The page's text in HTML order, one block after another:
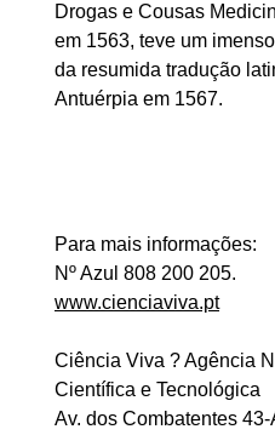
Drogas e Cousas
em 1563, teve um
da resumida tradução
Antuérpia em 1567.
Para mais informações:
Nº Azul 808 200 205.
www.cienciaviva.pt
Ciência Viva ? Agência
Científica e Tecnológica
Av. dos Combatentes 43-